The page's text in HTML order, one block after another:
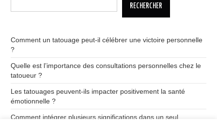
RECHERCHER
Comment un tatouage peut-il célébrer une victoire personnelle
?
Quelle est l’importance des consultations personnelles chez le
tatoueur ?
Les tatouages peuvent-ils impacter positivement la santé
émotionnelle ?
Comment intégrer plusieurs significations dans un seul